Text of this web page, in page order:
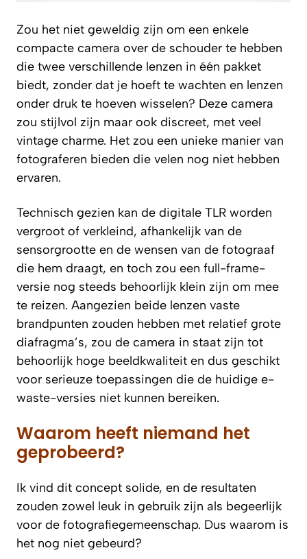
Zou het niet geweldig zijn om een enkele
compacte camera over de schouder te hebben
die twee verschillende lenzen in één pakket
biedt, zonder dat je hoeft te wachten en lenzen
onder druk te hoeven wisselen? Deze camera
zou stijlvol zijn maar ook discreet, met veel
vintage charme. Het zou een unieke manier van
fotograferen bieden die velen nog niet hebben
ervaren.
Technisch gezien kan de digitale TLR worden
vergroot of verkleind, afhankelijk van de
sensorgrootte en de wensen van de fotograaf
die hem draagt, en toch zou een full-frame-
versie nog steeds behoorlijk klein zijn om mee
te reizen. Aangezien beide lenzen vaste
brandpunten zouden hebben met relatief grote
diafragma’s, zou de camera in staat zijn tot
behoorlijk hoge beeldkwaliteit en dus geschikt
voor serieuze toepassingen die de huidige e-
waste-versies niet kunnen bereiken.
Waarom heeft niemand het
geprobeerd?
Ik vind dit concept solide, en de resultaten
zouden zowel leuk in gebruik zijn als begeerlijk
voor de fotografiegemeenschap. Dus waarom is
het nog niet gebeurd?